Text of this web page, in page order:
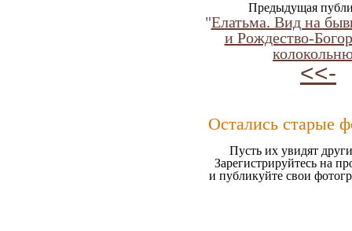
Предыдущая
"Елатьма. Вид на
и Рождество-
<<-
Остались старые
Пусть их увидят
Зарегистрируйтесь на
и публикуйте свои